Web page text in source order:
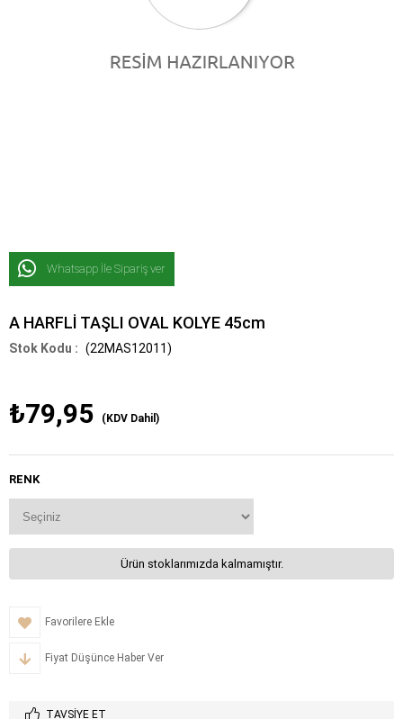
Whatsapp İle Sipariş ver
A HARFLİ TAŞLI OVAL KOLYE 45cm
(22MAS12011)
₺79,95 (KDV Dahil)
RENK
Ürün stoklarımızda kalmamıştır.
Favorilere Ekle
Fiyat Düşünce Haber Ver
TAVSIYE ET